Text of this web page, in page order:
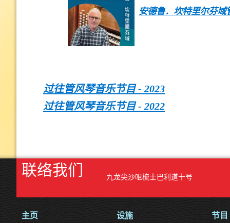
安德鲁．坎特里尔芬
过往管风琴音乐节目 - 2023
过往管风琴音乐节目 - 2022
联络我们 九龙尖沙咀梳士巴利道十号
主页
设施 节目